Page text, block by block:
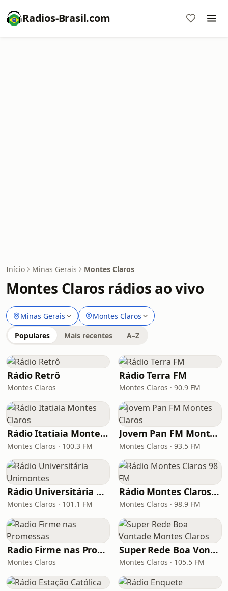
Radios-Brasil.com
Início Minas Gerais Montes Claros
Montes Claros rádios ao vivo
Minas Gerais Montes Claros
Populares Mais recentes A–Z
Rádio Retrô
Montes Claros
Rádio Terra FM
Montes Claros · 90.9 FM
Rádio Itatiaia Montes Claros
Montes Claros · 100.3 FM
Jovem Pan FM Montes Claros
Montes Claros · 93.5 FM
Rádio Universitária Unimontes
Montes Claros · 101.1 FM
Rádio Montes Claros 98 FM
Montes Claros · 98.9 FM
Radio Firme nas Promessas
Montes Claros
Super Rede Boa Vontade Montes Claros
Montes Claros · 105.5 FM